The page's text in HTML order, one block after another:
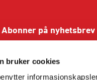
bruker cookies
Abonner på